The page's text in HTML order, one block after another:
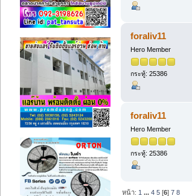
foraliv11
Hero Member
กระทู้: 25386
foraliv11
Hero Member
กระทู้: 25386
หน้า: 1 ...4 5 [6]7 8